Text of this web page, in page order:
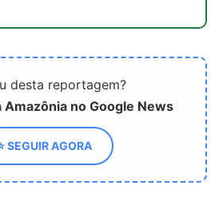
desta reportagem?
Amazônia no Google News
SEGUIR AGORA